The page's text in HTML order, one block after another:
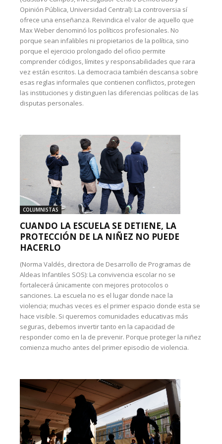
Opinión Pública, Universidad Central): La controversia sí
ofrece una enseñanza. Reivindica el valor de aquello que
Max Weber denominó los políticos profesionales. No
porque sean infalibles ni propietarios de la política, sino
porque el ejercicio prolongado del oficio permite
comprender códigos, límites y responsabilidades que rara
vez están escritos. La democracia también descansa sobre
esas reglas informales que contienen conflictos, protegen
las instituciones y distinguen las diferencias políticas de las
disputas personales.
COLUMNISTAS
CUANDO LA ESCUELA SE DETIENE, LA
PROTECCIÓN DE LA NIÑEZ NO PUEDE
HACERLO
(Norma Valdés, directora de Desarrollo de Programas de
Aldeas Infantiles SOS): La convivencia escolar no se
fortalecerá únicamente con mejores protocolos o
sanciones. La escuela no es el lugar donde nace la
violencia; muchas veces es el primer espacio donde esta se
hace visible. Si queremos comunidades educativas más
seguras, debemos invertir tanto en la capacidad de
responder como en la de prevenir. Porque proteger la niñez
comienza mucho antes del primer episodio de violencia.